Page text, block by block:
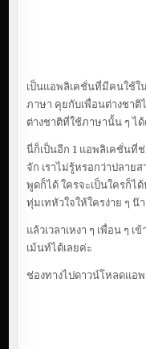
เป็นแอพลิเคชั่นที่มีคนใช้ใน
ภาษา คุยกับเพื่อนต่างชาติ
ต่างชาติที่ใช้ภาษานั้น ๆ ได้
นี่ก็เป็นอีก 1 แอพลิเคชั่นที่
จัก เราไม่รู้หรอกว่าปลาย
พูดก็ได้ ใครจะเป็นใครก็ไ
ทุ่มเทหัวใจให้ใครง่าย ๆ น๊า
แล้วเวลาเหงา ๆ เพื่อน ๆ
เม้นท์ได้เลยค่ะ
ช่องทางไปดาวน์โหลดแอ